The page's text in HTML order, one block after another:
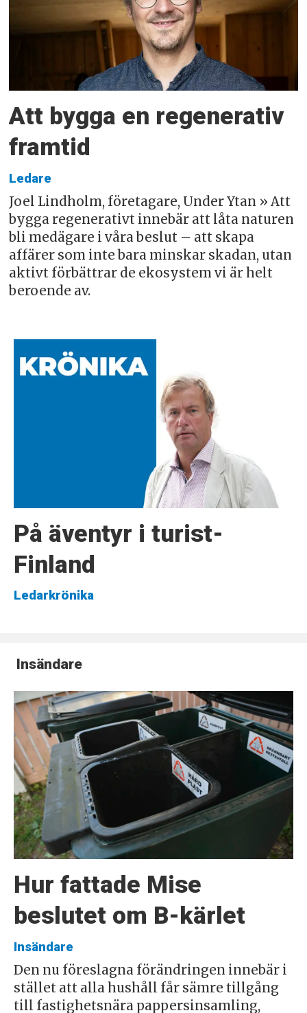
Att bygga en regenerativ
framtid
Ledare
Joel Lindholm, företagare, Under Ytan » Att
bygga regenerativt innebär att låta naturen
bli medägare i våra beslut – att skapa
affärer som inte bara minskar skadan, utan
aktivt förbättrar de ekosystem vi är helt
beroende av.
På äventyr i turist-
Finland
Ledarkrönika
Insändare
Hur fattade Mise
beslutet om B-kärlet
Insändare
Den nu föreslagna förändringen innebär i
stället att alla hushåll får sämre tillgång
till fastighetsnära pappersinsamling,